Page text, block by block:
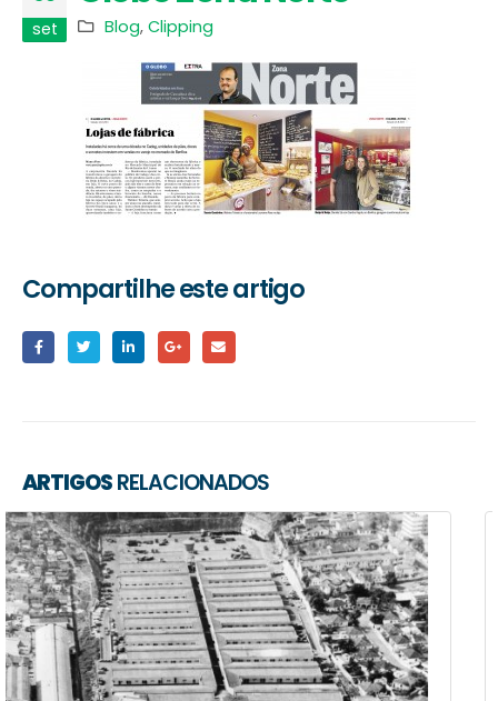
set Blog,Clipping
Compartilhe este artigo
ARTIGOSRELACIONADOS
Rio Show Online – Festival
Mesa Santa
08/04/2014 |Blog,Clipping
CADEG - Rio Show Online - Clipping Impresso -
04 de abril - Festival Mesa Santa